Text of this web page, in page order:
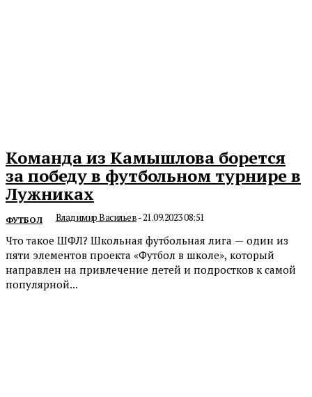
Команда из Камышлова борется
за победу в футбольном турнире в
Лужниках
ФУТБОЛ Владимир Васильев-21.09.2023 08:51
Что такое ШФЛ? Школьная футбольная лига — один из
пяти элементов проекта «Футбол в школе», который
направлен на привлечение детей и подростков к самой
популярной...